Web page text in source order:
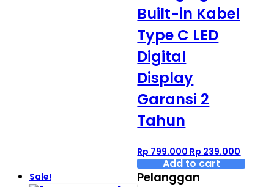
Built-in Kabel
Type C LED
Digital
Display
Garansi 2
Tahun
Rp799.000Original
price
was:
Rp 239.000
price
Add to cart
Sale! Pelanggan